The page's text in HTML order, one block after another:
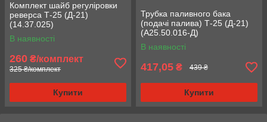
Комплект шайб регуліровки
реверса Т-25 (Д-21)
(14.37.025)
В наявності
260 ₴/комплект
325 ₴/комплект
Купити
Трубка паливного бака
(подачі палива) Т-25 (Д-21)
(А25.50.016-Д)
В наявності
417,05 ₴ 439 ₴
Купити